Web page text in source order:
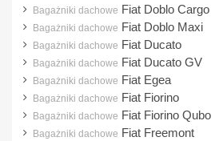
Honda
Hyundai
Infiniti
Isuzu
Iveco
Bagażniki dachowe Fiat Doblo Cargo
Bagażniki dachowe Fiat Doblo Maxi
Bagażniki dachowe Fiat Ducato
Bagażniki dachowe Fiat Ducato GV
Bagażniki dachowe Fiat Egea
Bagażniki dachowe Fiat Fiorino
Bagażniki dachowe Fiat Fiorino Qubo
Bagażniki dachowe Fiat Freemont